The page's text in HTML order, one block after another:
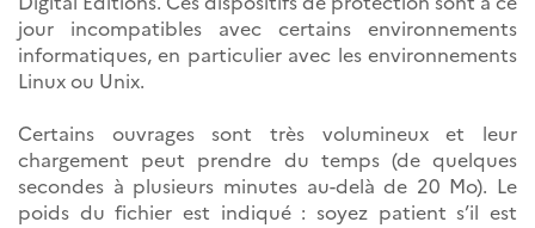
jour incompatibles avec certains environnements
informatiques, en particulier avec les environnements
Linux ou Unix.
Certains ouvrages sont très volumineux et leur
chargement peut prendre du temps (de quelques
secondes à plusieurs minutes au-delà de 20 Mo). Le
poids du fichier est indiqué : soyez patient s’il est